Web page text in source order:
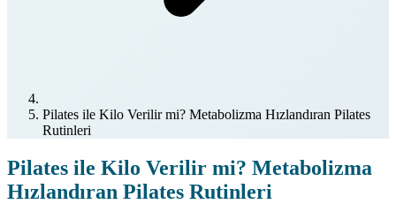
Pilates ile Kilo Verilir mi? Metabolizma Hızlandıran Pilates
Rutinleri
Pilates ile Kilo Verilir mi? Metabolizma
Hızlandıran Pilates Rutinleri